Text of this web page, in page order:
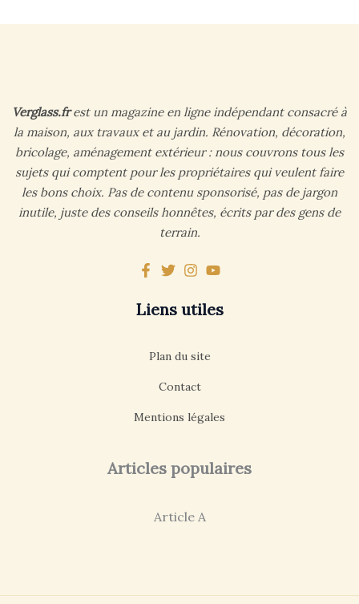
Verglass.frest un magazine en ligne indépendant consacré à
la maison, aux travaux et au jardin. Rénovation, décoration,
bricolage, aménagement extérieur : nous couvrons tous les
sujets qui comptent pour les propriétaires qui veulent faire
les bons choix. Pas de contenu sponsorisé, pas de jargon
inutile, juste des conseils honnêtes, écrits par des gens de
terrain.
Liens utiles
Plan du site
Contact
Mentions légales
Articles populaires
Article A